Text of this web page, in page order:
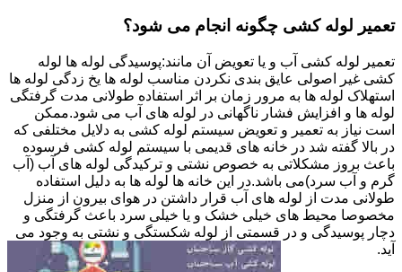
تعمیر لوله کشی چگونه انجام می شود؟
تعمیر لوله کشی آب و یا تعویض آن مانند:پوسیدگی لوله ها لوله
کشی غیر اصولی عایق بندی نکردن مناسب لوله ها یخ زدگی لوله ها
استهلاک لوله ها به مرور زمان بر اثر استفاده طولانی مدت گرفتگی
لوله ها و افزایش فشار ناگهانی در لوله های آب می شود.ممکن
است نیاز به تعمیر و تعویض سیستم لوله کشی به دلایل مختلفی که
در بالا گفته شد در خانه های قدیمی با سیستم لوله کشی فرسوده
باعث بروز مشکلاتی به خصوص نشتی و ترکیدگی لوله های آب (آب
گرم و آب سرد)می باشد.در این خانه ها لوله ها به دلیل استفاده
طولانی مدت از لوله های آب قرار داشتن در هوای بیرون از منزل
مخصوصا محیط های خیلی خشک و یا خیلی سرد باعث گرفتگی و
دچار پوسیدگی و در قسمتی از لوله شکستگی و نشتی به وجود می
آید.